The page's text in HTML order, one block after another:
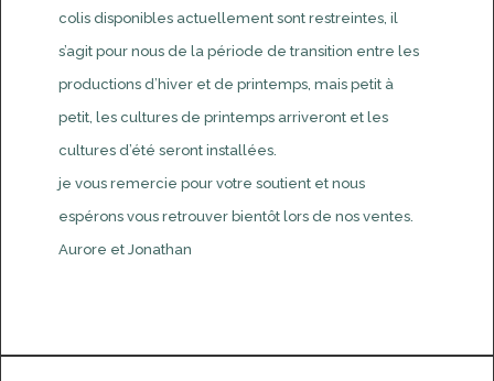
colis disponibles actuellement sont restreintes, il
s’agit pour nous de la période de transition entre les
productions d’hiver et de printemps, mais petit à
petit, les cultures de printemps arriveront et les
cultures d’été seront installées.
je vous remercie pour votre soutient et nous
espérons vous retrouver bientôt lors de nos ventes.
Aurore et Jonathan